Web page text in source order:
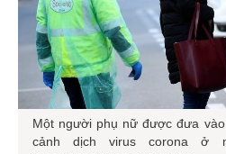
Một người phụ nữ được đưa
cảnh dịch virus corona ở